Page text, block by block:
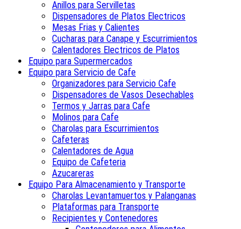
Anillos para Servilletas
Dispensadores de Platos Electricos
Mesas Frias y Calientes
Cucharas para Canape y Escurrimientos
Calentadores Electricos de Platos
Equipo para Supermercados
Equipo para Servicio de Cafe
Organizadores para Servicio Cafe
Dispensadores de Vasos Desechables
Termos y Jarras para Cafe
Molinos para Cafe
Charolas para Escurrimientos
Cafeteras
Calentadores de Agua
Equipo de Cafeteria
Azucareras
Equipo Para Almacenamiento y Transporte
Charolas Levantamuertos y Palanganas
Plataformas para Transporte
Recipientes y Contenedores